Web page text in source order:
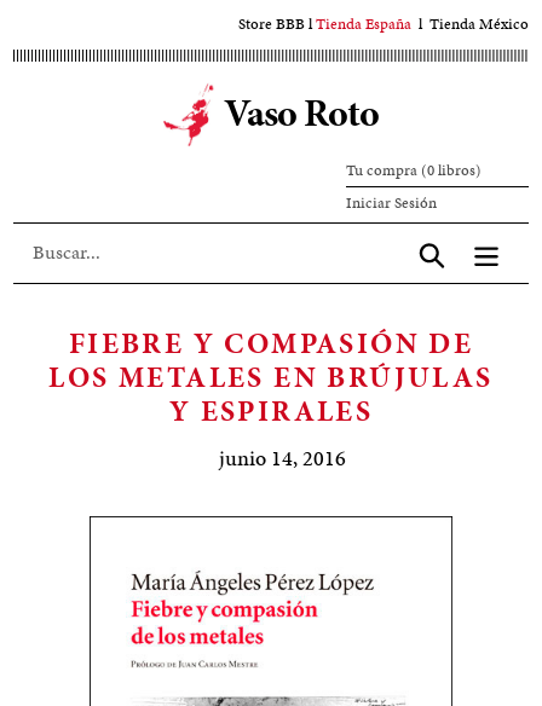
al
Store BBBlTienda España l Tienda México
Vaso Roto
Tu compra (0 libros)
Iniciar SesiónIniciar
sesión
Aceptar
FIEBRE Y COMPASIÓN DE
LOS METALES EN BRÚJULAS
Y ESPIRALES
junio 14, 2016